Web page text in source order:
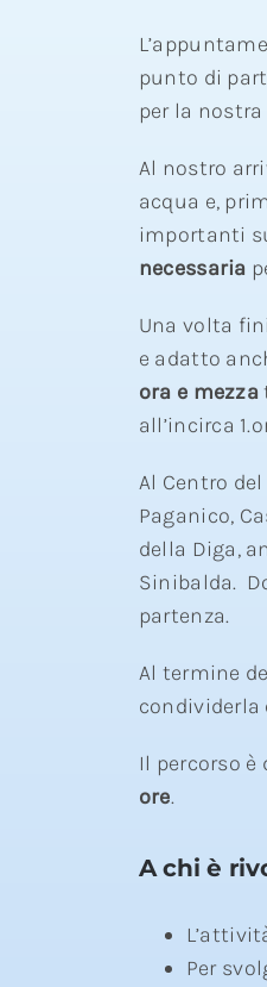
punto di
per la
Al nostro
acqua e,
importanti
necessaria
Una volta
e adatto
ora e mezza
all’incirca
Al Centro
Paganico,
della Diga,
Sinibalda.
partenza.
Al termine
Il percorso è
ore.
A chi è
Per